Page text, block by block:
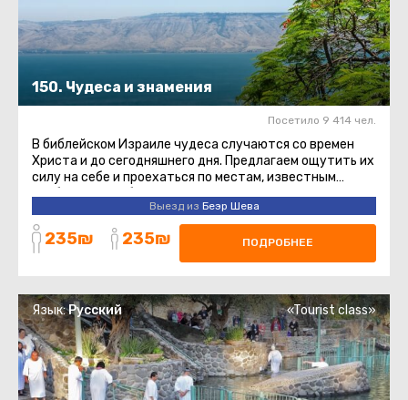
150. Чудеса и знамения
Посетило 9 414 чел.
В библейском Израиле чудеса случаются со времен
Христа и до сегодняшнего дня. Предлагаем ощутить их
силу на себе и проехаться по местам, известным
необычными событиями ...
Выезд из Беэр Шева
235₪ 235₪ ПОДРОБНЕЕ
Язык:Русский «Tourist class»